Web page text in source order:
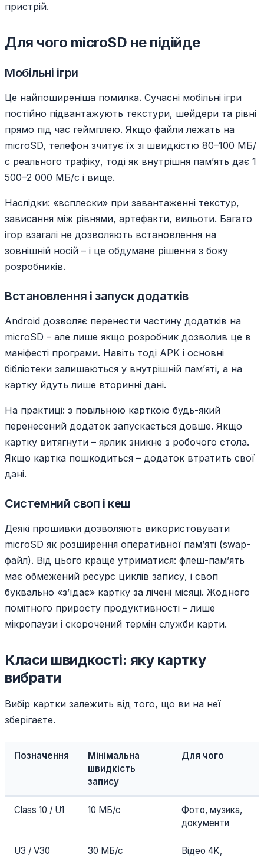
пристрій.
Для чого microSD не підійде
Мобільні ігри
Це найпоширеніша помилка. Сучасні мобільні ігри
постійно підвантажують текстури, шейдери та рівні
прямо під час геймплею. Якщо файли лежать на
microSD, телефон зчитує їх зі швидкістю 80–100 МБ/
с реального трафіку, тоді як внутрішня пам’ять дає 1
500–2 000 МБ/с і вище.
Наслідки: «всплески» при завантаженні текстур,
зависання між рівнями, артефакти, вильоти. Багато
ігор взагалі не дозволяють встановлення на
зовнішній носій – і це обдумане рішення з боку
розробників.
Встановлення і запуск додатків
Android дозволяє перенести частину додатків на
microSD – але лише якщо розробник дозволив це в
маніфесті програми. Навіть тоді APK і основні
бібліотеки залишаються у внутрішній пам’яті, а на
картку йдуть лише вторинні дані.
На практиці: з повільною карткою будь-який
перенесений додаток запускається довше. Якщо
картку витягнути – ярлик зникне з робочого стола.
Якщо картка пошкодиться – додаток втратить свої
дані.
Системний своп і кеш
Деякі прошивки дозволяють використовувати
microSD як розширення оперативної пам’яті (swap-
файл). Від цього краще утриматися: флеш-пам’ять
має обмежений ресурс циклів запису, і своп
буквально «з’їдає» картку за лічені місяці. Жодного
помітного приросту продуктивності – лише
мікропаузи і скорочений термін служби карти.
Класи швидкості: яку картку
вибрати
Вибір картки залежить від того, що ви на неї
зберігаєте.
Позначення
Мінімальна
швидкість
запису
Для чого
Class 10 / U1 10 МБ/с
Фото, музика,
документи
U3 / V30 30 МБ/с Відео 4K,